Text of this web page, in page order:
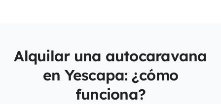
Alquilar una autocaravana
en Yescapa: ¿cómo
funciona?